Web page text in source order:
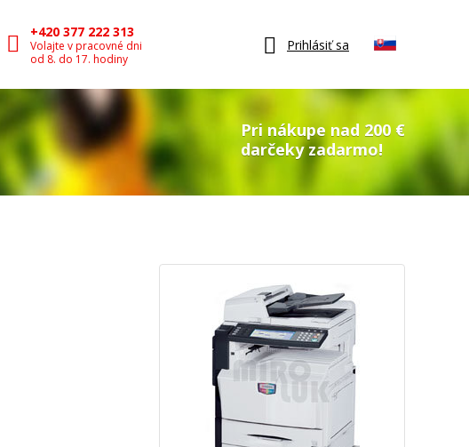
+420 377 222 313
Volajte v pracovné dni
od 8. do 17. hodiny
Prihlásiť sa
Pri nákupe nad 200 €
darčeky zadarmo!